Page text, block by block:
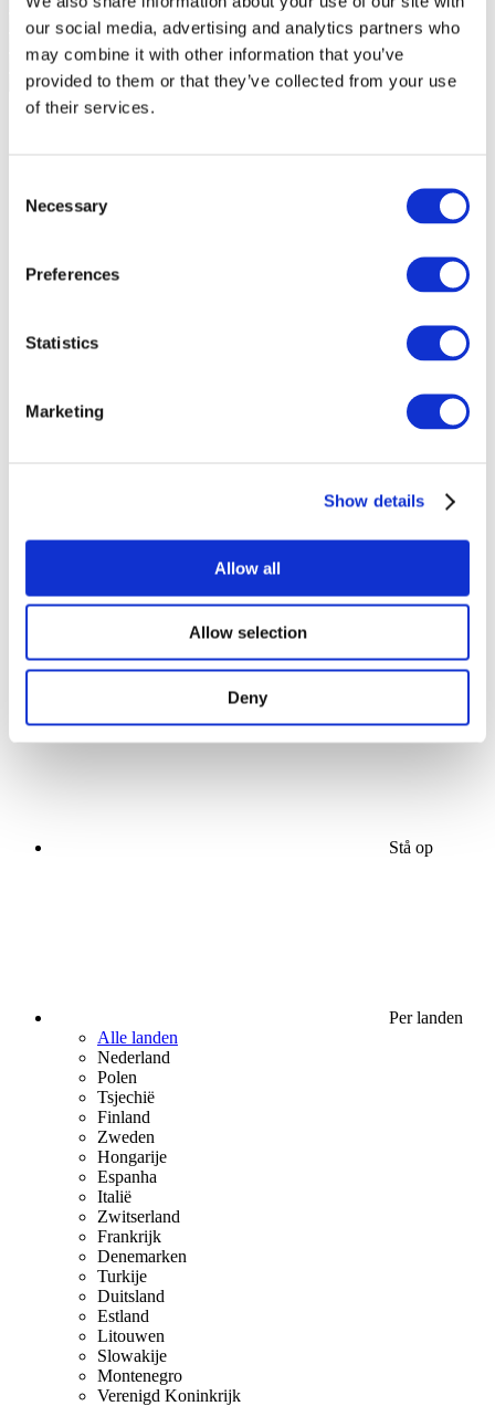
our social media, advertising and analytics partners who
may combine it with other information that you’ve
provided to them or that they’ve collected from your use
of their services.
Selection
Necessary
Preferences
Statistics
Marketing
Show details
Allow all
Allow selection
Deny
Koncerter
Solliciteer
Stå op
Per landen
Alle landen
Nederland
Polen
Tsjechië
Finland
Zweden
Hongarije
Espanha
Italië
Zwitserland
Frankrijk
Denemarken
Turkije
Duitsland
Estland
Litouwen
Slowakije
Montenegro
Verenigd Koninkrijk